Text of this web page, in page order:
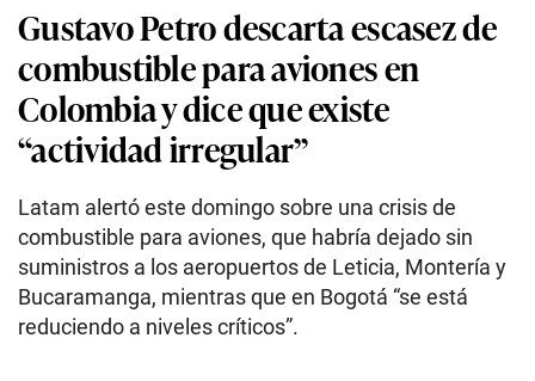
Gustavo Petro descarta escasez de
combustible para aviones en
Colombia y dice que existe
“actividad irregular”
Latam alertó este domingo sobre una crisis de
combustible para aviones, que habría dejado sin
suministros a los aeropuertos de Leticia, Montería y
Bucaramanga, mientras que en Bogotá “se está
reduciendo a niveles críticos”.